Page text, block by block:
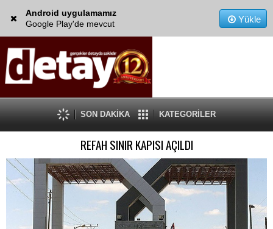
Android uygulamamız
Google Play'de mevcut
Yükle
SON DAKİKA KATEGORİLER
REFAH SINIR KAPISI AÇILDI